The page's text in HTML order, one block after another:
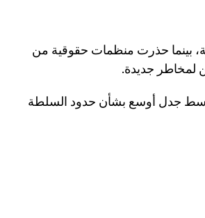
بينما حذرت منظمات حقوقية من
لمخاطر جديدة.
وسط جدل أوسع بشأن حدود السلطة